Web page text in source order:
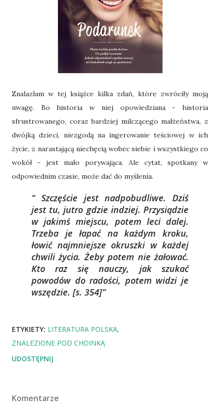
Znalazłam w tej książce kilka zdań, które zwróciły moją
uwagę. Bo historia w niej opowiedziana - historia
sfrustrowanego, coraz bardziej milczącego małżeństwa, z
dwójką dzieci, niezgodą na ingerowanie teściowej w ich
życie, z narastającą niechęcią wobec siebie i wszystkiego co
wokół - jest mało porywająca. Ale cytat, spotkany w
odpowiednim czasie, może dać do myślenia.
Szczęście jest nadpobudliwe. Dziś
jest tu, jutro gdzie indziej. Przysiądzie
w jakimś miejscu, potem leci dalej.
Trzeba je łapać na każdym kroku,
łowić najmniejsze okruszki w każdej
chwili życia. Żeby potem nie żałować.
Kto raz się nauczy, jak szukać
powodów do radości, potem widzi je
wszędzie. [s. 354]
ETYKIETY: LITERATURA POLSKA
ZNALEZIONE POD CHOINKĄ
UDOSTĘPNIJ
Komentarze